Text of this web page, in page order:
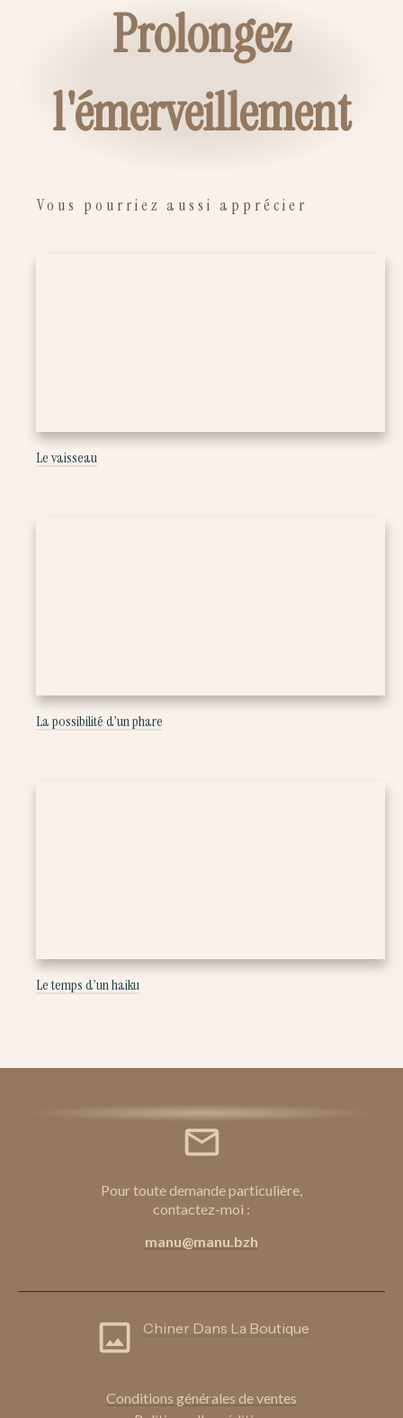
Prolongez
l'émerveillement
Vous pourriez aussi apprécier
Le vaisseau
La possibilité d’un phare
Le temps d’un haiku
Pour toute demande particulière,
contactez-moi :
manu@manu.bzh
Chiner Dans La Boutique
Conditions générales de ventes